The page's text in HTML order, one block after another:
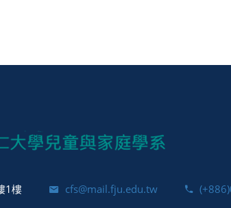
1樓 cfs@mail.fju.edu.tw